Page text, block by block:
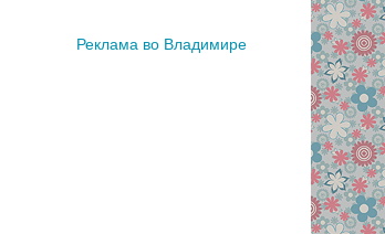
Реклама во Владимире